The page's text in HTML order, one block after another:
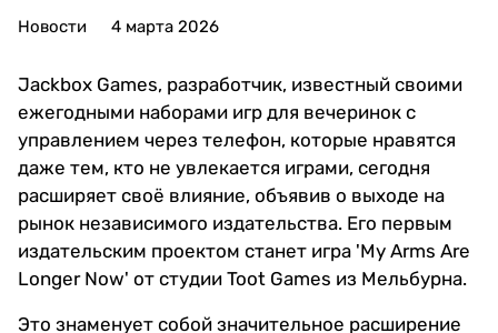
Новости 4 марта 2026
Jackbox Games, разработчик, известный своими
ежегодными наборами игр для вечеринок с
управлением через телефон, которые нравятся
даже тем, кто не увлекается играми, сегодня
расширяет своё влияние, объявив о выходе на
рынок независимого издательства. Его первым
издательским проектом станет игра 'My Arms Are
Longer Now' от студии Toot Games из Мельбурна.
Это знаменует собой значительное расширение